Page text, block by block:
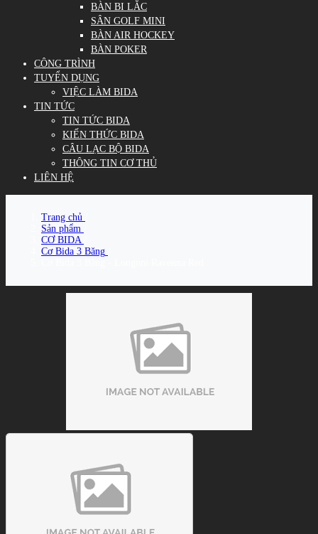
BÀN BI LẮC
SÂN GOLF MINI
BÀN AIR HOCKEY
BÀN POKER
CÔNG TRÌNH
TUYỂN DỤNG
VIỆC LÀM BIDA
TIN TỨC
TIN TỨC BIDA
KIẾN THỨC BIDA
CÂU LẠC BỘ BIDA
THÔNG TIN CƠ THỦ
LIÊN HỆ
Trang chủ
Sản phẩm
CƠ BIDA
Cơ Bida 3 Băng